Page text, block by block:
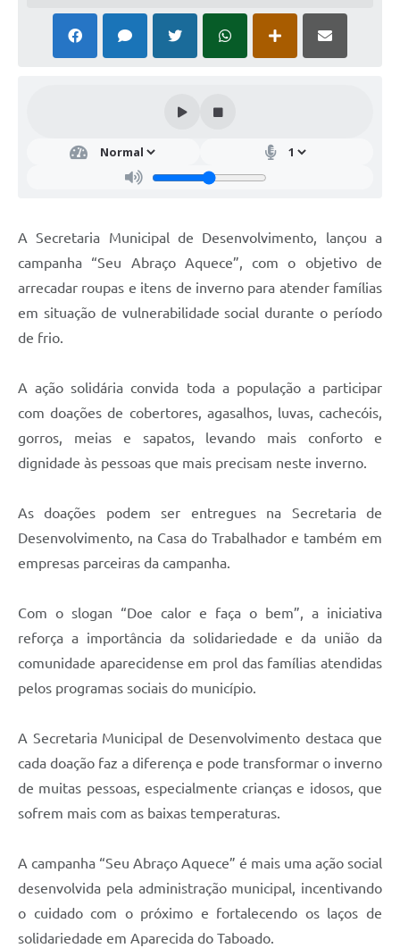
A Secretaria Municipal de Desenvolvimento, lançou a
campanha “Seu Abraço Aquece”, com o objetivo de
arrecadar roupas e itens de inverno para atender famílias
em situação de vulnerabilidade social durante o período
de frio.
A ação solidária convida toda a população a participar
com doações de cobertores, agasalhos, luvas, cachecóis,
gorros, meias e sapatos, levando mais conforto e
dignidade às pessoas que mais precisam neste inverno.
As doações podem ser entregues na Secretaria de
Desenvolvimento, na Casa do Trabalhador e também em
empresas parceiras da campanha.
Com o slogan “Doe calor e faça o bem”, a iniciativa
reforça a importância da solidariedade e da união da
comunidade aparecidense em prol das famílias atendidas
pelos programas sociais do município.
A Secretaria Municipal de Desenvolvimento destaca que
cada doação faz a diferença e pode transformar o inverno
de muitas pessoas, especialmente crianças e idosos, que
sofrem mais com as baixas temperaturas.
A campanha “Seu Abraço Aquece” é mais uma ação social
desenvolvida pela administração municipal, incentivando
o cuidado com o próximo e fortalecendo os laços de
solidariedade em Aparecida do Taboado.